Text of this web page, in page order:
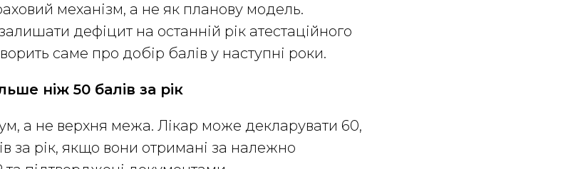
механізм, а не як планову модель.
дефіцит на останній рік атестаційного
саме про добір балів у наступні роки.
ніж 50 балів за рік
а не верхня межа. Лікар може декларувати 60,
за рік, якщо вони отримані за належно